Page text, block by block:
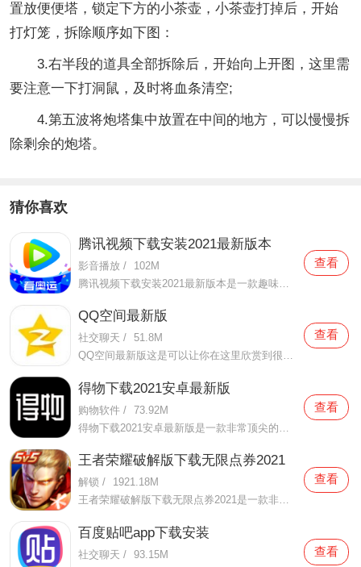
置放便便塔，锁定下方的小茶壶，小茶壶打掉后，开始
打灯笼，拆除顺序如下图：
3.右半段的道具全部拆除后，开始向上开图，这里需
要注意一下打洞鼠，及时将血条清空;
4.第五波将炮塔集中放置在中间的地方，可以慢慢拆
除剩余的炮塔。
猜你喜欢
腾讯视频下载安装2021最新版本
影音播放 /
102M
查看
QQ空间最新版
社交聊天 / 51.8M
QQ空间最新版这是可以让你在这里欣赏到很多优质的内容欣赏体验的手机视频软件，在这里的内容有很多都是好友的动态，而且还有很多的互动功能可以让你跟好友之间的亲密度再次提升，大家在这里可以感受到很多优质的社交和很多有趣的心情分享，不仅可以跟人互动，这软件也是自己
查看
得物下载2021安卓最新版
购物软件 / 73.92M
查看
王者荣耀破解版下载无限点券2021
解锁 /
1921.18M
王者荣耀破解版下载无限点券2021是一款非常火热的手机游戏。在这款王者荣耀破解版下载无限点券2021中有着非常好用的辅助工具，在这里面你可以轻轻松松就获得点券的使用，而且还是可以无限使用的哦，完全没有受限制，只要你下载了这款王者荣耀破解版下载无限点券2021之后就可以
查看
百度贴吧app下载安装
社交聊天 / 93.15M
查看